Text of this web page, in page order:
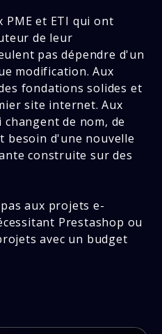
PME et ETI qui ont
de leur
pas dépendre d'un
modification. Aux
fondations solides et
site internet. Aux
de nom, de
besoin d'une nouvelle
construite sur des
aux projets e-
Prestashop ou
avec un budget